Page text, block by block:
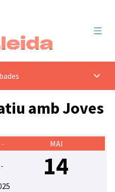
amb Joves
- MAI
- 14